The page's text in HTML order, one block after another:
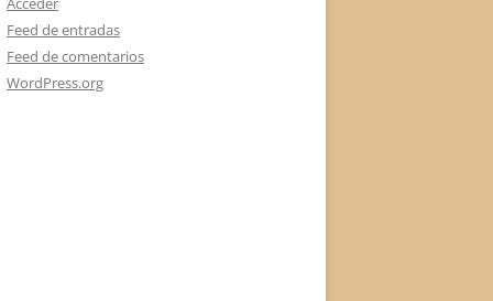
Feed de entradas
Feed de comentarios
WordPress.org